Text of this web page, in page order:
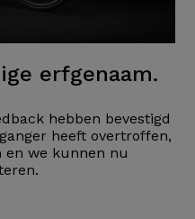
erfgenaam.
hebben bevestigd
heeft overtroffen,
en we kunnen nu